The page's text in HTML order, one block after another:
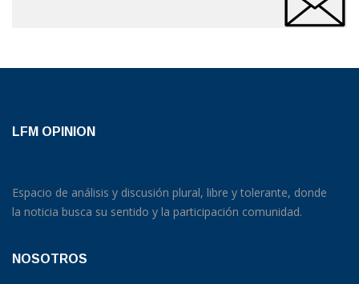
LFM OPINION
Espacio de análisis y discusión plural, libre y tolerante, donde
la noticia busca su sentido y la participación comunidad.
NOSOTROS